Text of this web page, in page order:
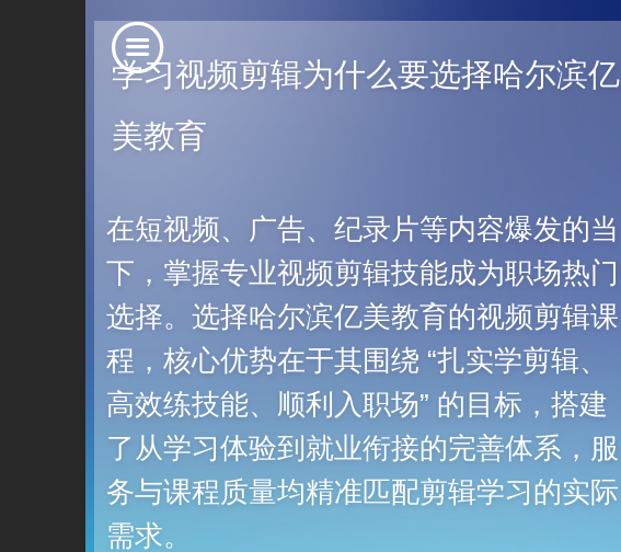
学习视频剪辑为什么要选择哈尔滨亿
美教育
在短视频、广告、纪录片等内容爆发的当
下，掌握专业视频剪辑技能成为职场热门
选择。选择哈尔滨亿美教育的视频剪辑课
程，核心优势在于其围绕 “扎实学剪辑、
高效练技能、顺利入职场” 的目标，搭建
了从学习体验到就业衔接的完善体系，服
务与课程质量均精准匹配剪辑学习的实际
需求。